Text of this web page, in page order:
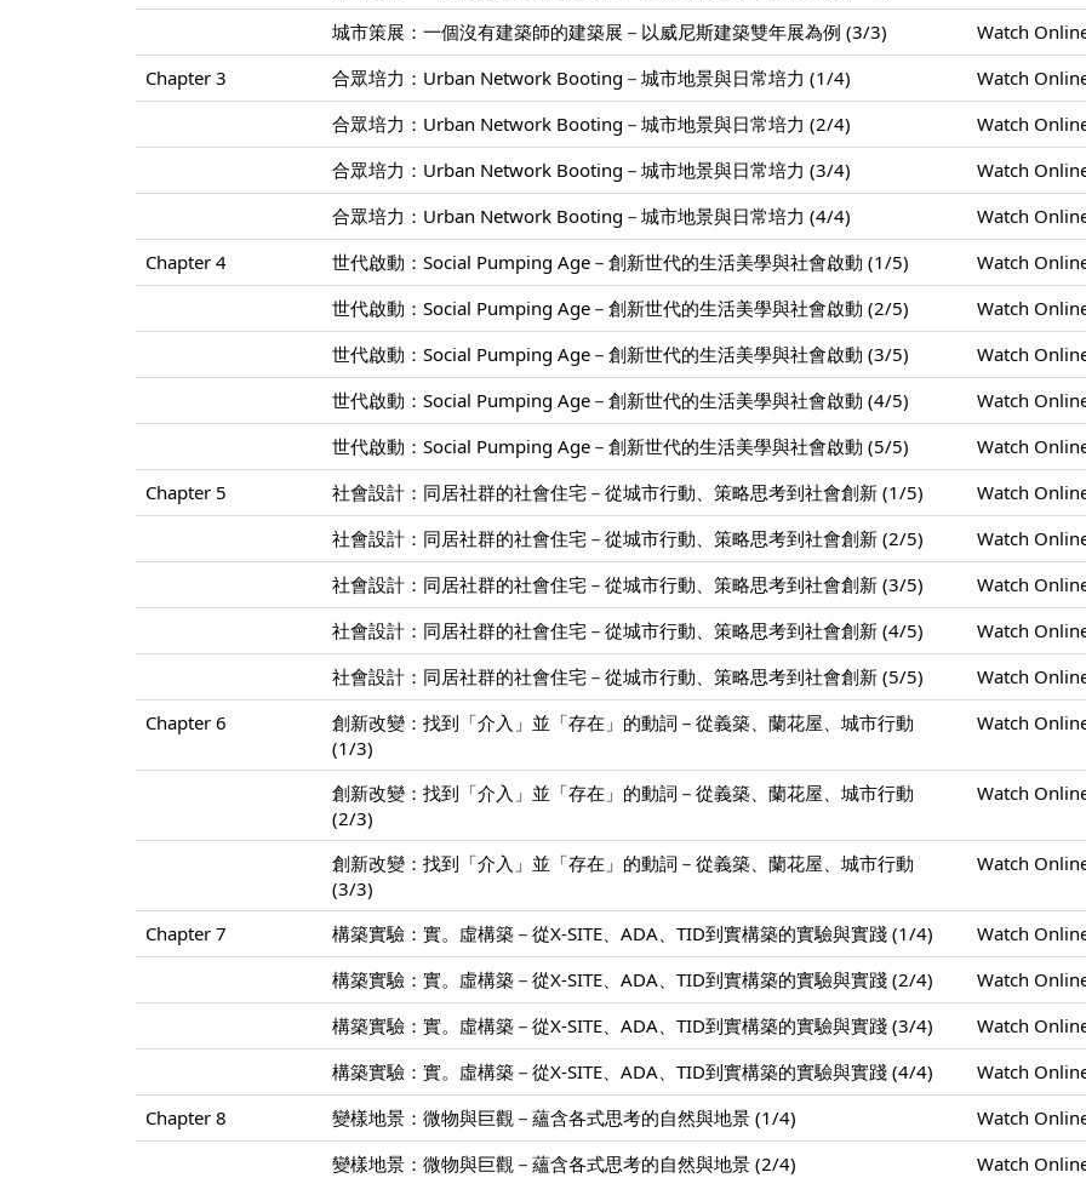
城市策展：一個沒有建築師的建築展－以威尼斯建築雙年展為例 (3/3)
Watch
Chapter 3
合眾培力：Urban Network Booting－城市地景與日常培力 (1/4)
Watch
合眾培力：Urban Network Booting－城市地景與日常培力 (2/4)
Watch
合眾培力：Urban Network Booting－城市地景與日常培力 (3/4)
Watch
合眾培力：Urban Network Booting－城市地景與日常培力 (4/4)
Watch
Chapter 4
世代啟動：Social Pumping Age－創新世代的生活美學與社會啟動 (1/5)
Watch
世代啟動：Social Pumping Age－創新世代的生活美學與社會啟動 (2/5)
Watch
世代啟動：Social Pumping Age－創新世代的生活美學與社會啟動 (3/5)
Watch
世代啟動：Social Pumping Age－創新世代的生活美學與社會啟動 (4/5)
Watch
世代啟動：Social Pumping Age－創新世代的生活美學與社會啟動 (5/5)
Watch
Chapter 5
社會設計：同居社群的社會住宅－從城市行動、策略思考到社會創新 (1/5)
Watch
社會設計：同居社群的社會住宅－從城市行動、策略思考到社會創新 (2/5)
Watch
社會設計：同居社群的社會住宅－從城市行動、策略思考到社會創新 (3/5)
Watch
社會設計：同居社群的社會住宅－從城市行動、策略思考到社會創新 (4/5)
Watch
社會設計：同居社群的社會住宅－從城市行動、策略思考到社會創新 (5/5)
Watch
Chapter 6
創新改變：找到「介入」並「存在」的動詞－從義築、蘭花屋、城市行動
(1/3)
Watch
創新改變：找到「介入」並「存在」的動詞－從義築、蘭花屋、城市行動
(2/3)
Watch
創新改變：找到「介入」並「存在」的動詞－從義築、蘭花屋、城市行動
(3/3)
Watch
Chapter 7 構築實驗：實。虛構築－從X-SITE、ADA、TID到實構築的實驗與實踐 (1/4)
Watch
構築實驗：實。虛構築－從X-SITE、ADA、TID到實構築的實驗與實踐 (2/4)
Watch
構築實驗：實。虛構築－從X-SITE、ADA、TID到實構築的實驗與實踐 (3/4)
Watch
構築實驗：實。虛構築－從X-SITE、ADA、TID到實構築的實驗與實踐 (4/4)
Watch
Chapter 8
變樣地景：微物與巨觀－蘊含各式思考的自然與地景 (1/4)
Watch
變樣地景：微物與巨觀－蘊含各式思考的自然與地景 (2/4)
Watch